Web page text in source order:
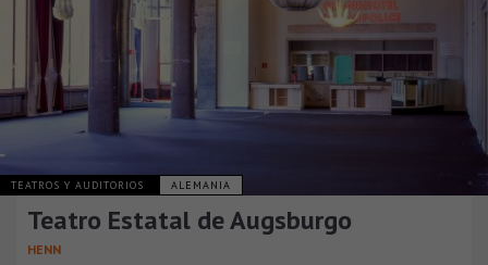
TEATROS Y AUDITORIOS ALEMANIA
Teatro Estatal de Augsburgo
HENN